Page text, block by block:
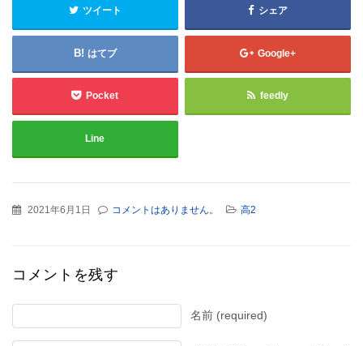
ツイート シェア
はてブ Google+
Pocket feedly
Line
2021年6月1日 コメントはありません。 高2
コメントを残す
名前 (required)